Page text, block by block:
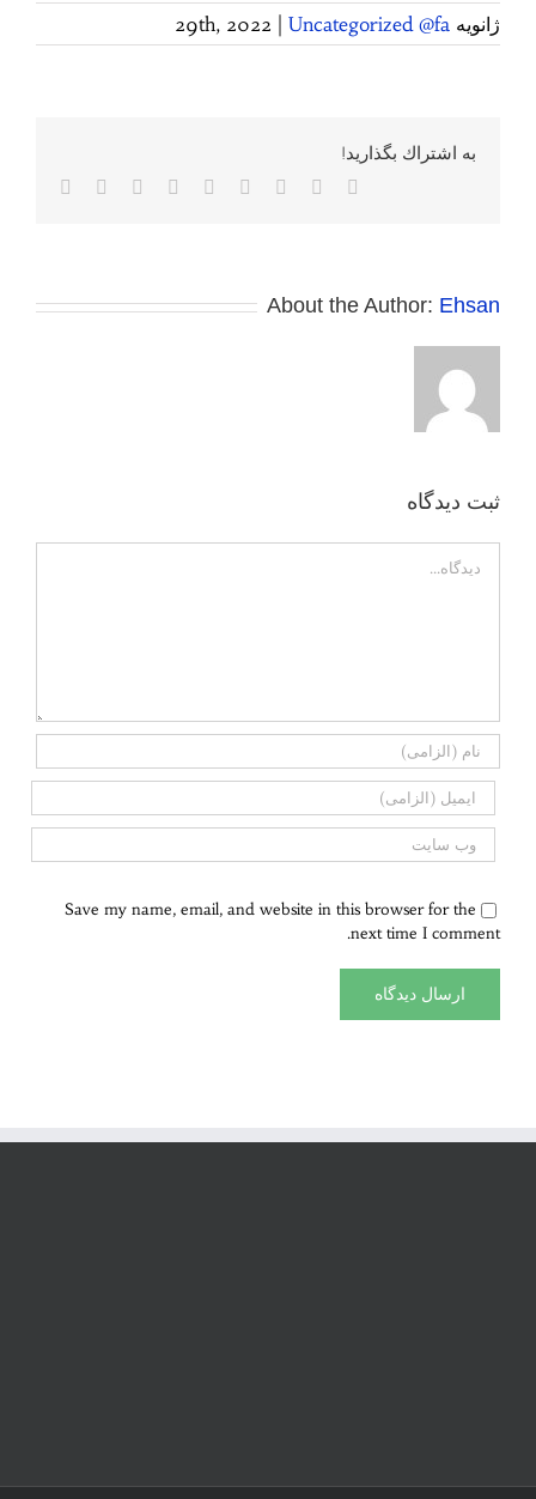
ژانویه 29th, 2022 Uncategorized @fa
به اشتراك بگذاريد!
Facebook
Twitter
Reddit
LinkedIn
WhatsApp
Tumblr
Pinterest
About the Author: Ehsan
ثبت ديدگاه
Save my name, email, and website in this browser for the
next time I comment.